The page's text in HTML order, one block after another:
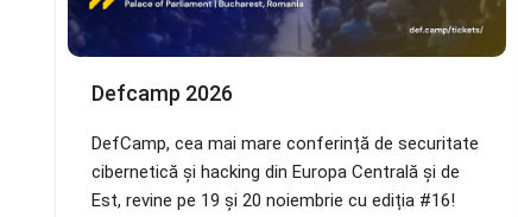
Defcamp 2026
DefCamp, cea mai mare conferință de securitate
cibernetică și hacking din Europa Centrală și de
Est, revine pe 19 și 20 noiembrie cu ediția #16!